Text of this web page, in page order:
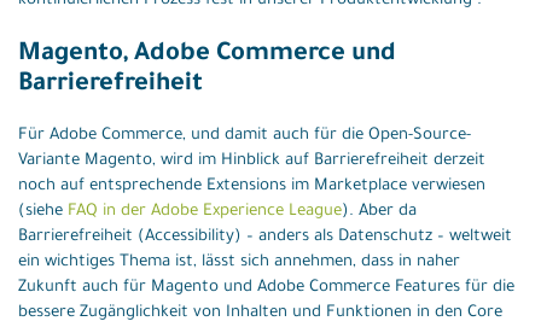
Magento, Adobe Commerce und
Barrierefreiheit
Für Adobe Commerce, und damit auch für die Open-Source-
Variante Magento, wird im Hinblick auf Barrierefreiheit derzeit
noch auf entsprechende Extensions im Marketplace verwiesen
(siehe FAQ in der Adobe Experience League). Aber da
Barrierefreiheit (Accessibility) – anders als Datenschutz – weltweit
ein wichtiges Thema ist, lässt sich annehmen, dass in naher
Zukunft auch für Magento und Adobe Commerce Features für die
bessere Zugänglichkeit von Inhalten und Funktionen in den Core